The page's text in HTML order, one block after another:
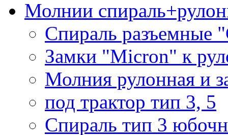
Молнии
Спираль разъемные
Замки "Micron" к
Молния рулонная и
под трактор тип 3, 5
Спираль тип 3